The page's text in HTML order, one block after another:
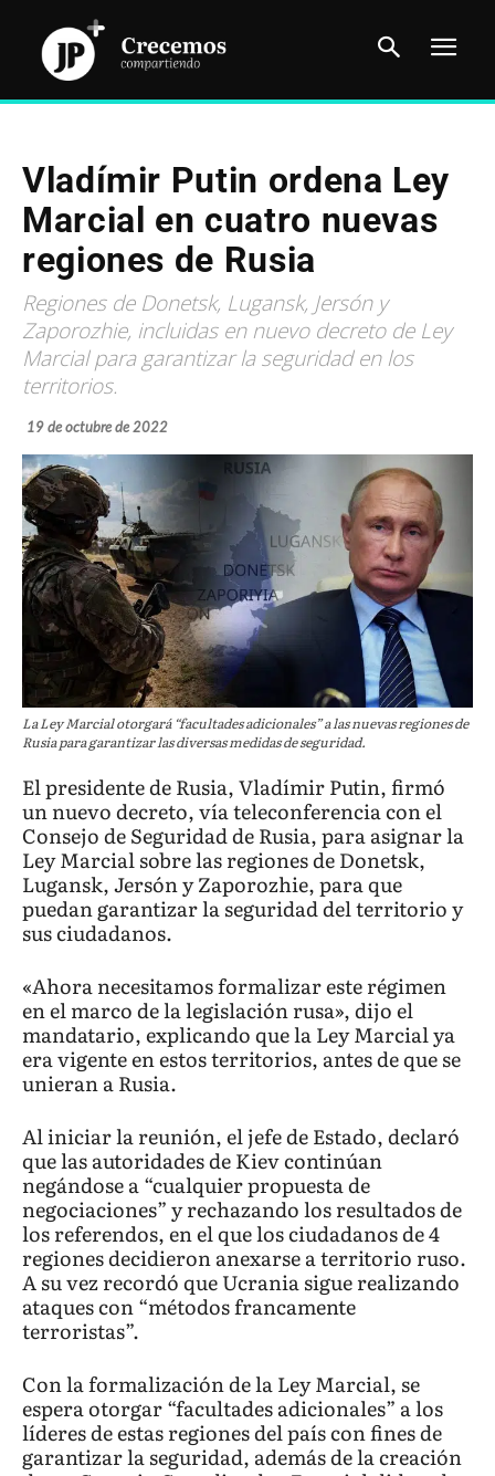
Vladímir Putin ordena Ley
Marcial en cuatro nuevas
regiones de Rusia
Regiones de Donetsk, Lugansk, Jersón y
Zaporozhie, incluidas en nuevo decreto de Ley
Marcial para garantizar la seguridad en los
territorios.
19 de octubre de 2022
La Ley Marcial otorgará “facultades adicionales” a las nuevas regiones de
Rusia para garantizar las diversas medidas de seguridad.
El presidente de Rusia, Vladímir Putin, firmó
un nuevo decreto, vía teleconferencia con el
Consejo de Seguridad de Rusia, para asignar la
Ley Marcial sobre las regiones de Donetsk,
Lugansk, Jersón y Zaporozhie, para que
puedan garantizar la seguridad del territorio y
sus ciudadanos.
«Ahora necesitamos formalizar este régimen
en el marco de la legislación rusa», dijo el
mandatario, explicando que la Ley Marcial ya
era vigente en estos territorios, antes de que se
unieran a Rusia.
Al iniciar la reunión, el jefe de Estado, declaró
que las autoridades de Kiev continúan
negándose a “cualquier propuesta de
negociaciones” y rechazando los resultados de
los referendos, en el que los ciudadanos de 4
regiones decidieron anexarse a territorio ruso.
A su vez recordó que Ucrania sigue realizando
ataques con “métodos francamente
terroristas”.
Con la formalización de la Ley Marcial, se
espera otorgar “facultades adicionales” a los
líderes de estas regiones del país con fines de
garantizar la seguridad, además de la creación